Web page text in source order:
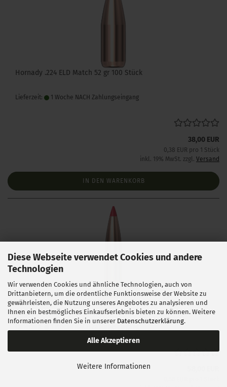
Diese Webseite verwendet Cookies und andere
Technologien
Wir verwenden Cookies und ähnliche Technologien, auch von
Drittanbietern, um die ordentliche Funktionsweise der Website zu
gewährleisten, die Nutzung unseres Angebotes zu analysieren und
Ihnen ein bestmögliches Einkaufserlebnis bieten zu können. Weitere
Informationen finden Sie in unserer Datenschutzerklärung.
Alle Akzeptieren
Weitere Informationen
Hornady .224 ELD Match 52 gr 100 Stück
Lieferzeit: 1 Woche NACH Zahlungseingang
38,00 EUR
0,38 EUR pro 1 Stück
inkl. 19% MwSt. zzgl. Versand
IN DEN WARENKORB
Hornady .243 ELD Match 108 gr 100 Stück